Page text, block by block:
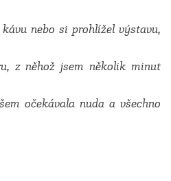
nebo si prohlížel výstavu,
z něhož jsem několik minut
očekávala nuda a všechno